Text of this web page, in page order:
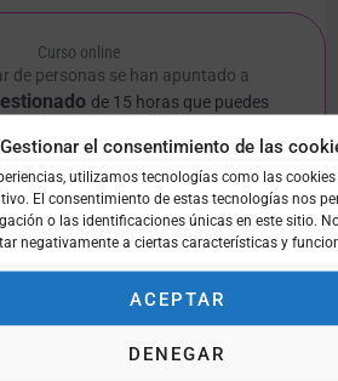
Gestionar el consentimiento de las
utilizamos tecnologías como las
El consentimiento de estas tecnologías nos
o las identificaciones únicas en este sitio.
negativamente a ciertas características y
ACEPTAR
DENEGAR
Curso online
de personas se han apuntado a
de 15 horas que puedes
AQUI